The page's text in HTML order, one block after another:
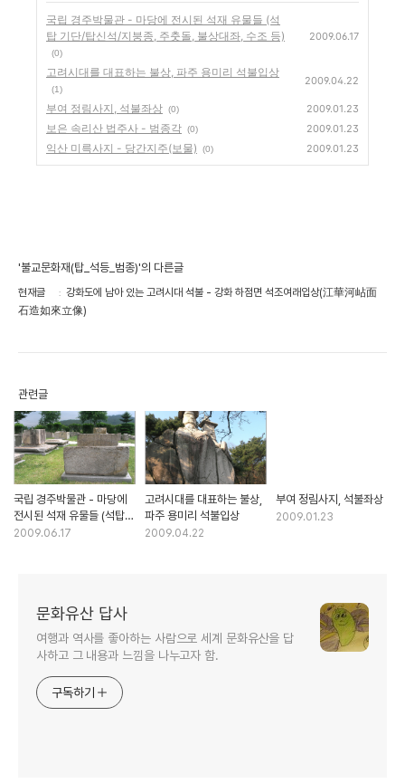
국립 경주박물관 - 마당에 전시된 석재 유물들 (석
탑 기단/탑신석/지붕종, 주춧돌, 불상대좌, 수조 등)
(0)
2009.06.17
고려시대를 대표하는 불상, 파주 용미리 석불입상
(1)
2009.04.22
부여 정림사지, 석불좌상 (0) 2009.01.23
보은 속리산 법주사 - 범종각 (0) 2009.01.23
익산 미륵사지 - 당간지주(보물) (0) 2009.01.23
'불교문화재(탑_석등_범종)'의 다른글
현재글
강화도에 남아 있는 고려시대 석불 - 강화 하점면 석조여래입상(江華河岾面
石造如來立像)
관련글
국립 경주박물관 - 마당에
전시된 석재 유물들 (석탑
기단/탑신석/지붕종,
2009.06.17
고려시대를 대표하는 불상,
파주 용미리 석불입상
2009.04.22
부여 정림사지, 석불좌상
2009.01.23
문화유산 답사
여행과 역사를 좋아하는 사람으로 세계 문화유산을 답
사하고 그 내용과 느낌을 나누고자 함.
구독하기